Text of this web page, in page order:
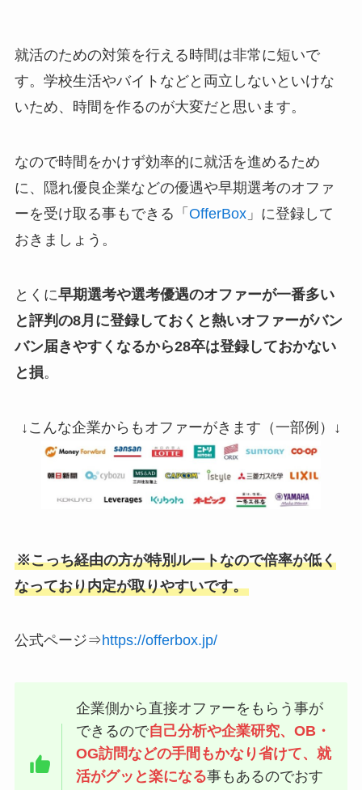
就活のための対策を行える時間は非常に短いで
す。学校生活やバイトなどと両立しないといけな
いため、時間を作るのが大変だと思います。
なので時間をかけず効率的に就活を進めるため
に、隠れ優良企業などの優遇や早期選考のオファ
ーを受け取る事もできる「 OfferBox」に登録して
おきましょう。
とくに早期選考や選考優遇のオファーが一番多い
と評判の8月に登録しておくと熱いオファーがバン
バン届きやすくなるから28卒は登録しておかない
と損。
↓こんな企業からもオファーがきます（一部例）↓
※こっち経由の方が特別ルートなので倍率が低く
なっており内定が取りやすいです。
公式ページ⇒https://offerbox.jp/
企業側から直接オファーをもらう事が
できるので自己分析や企業研究、OB・
OG訪問などの手間もかなり省けて、就
活がグッと楽になる事もあるのでおす